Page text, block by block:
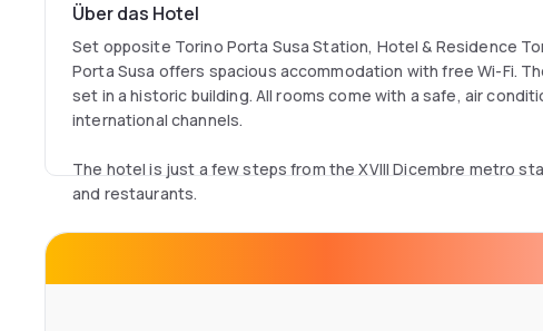
Über das Hotel
Set opposite Torino Porta Susa Station, Hotel & Residence
Porta Susa offers spacious accommodation with free Wi-Fi.
set in a historic building. All rooms come with a safe, air
international channels.
The hotel is just a few steps from the XVIII Dicembre metro
and restaurants.